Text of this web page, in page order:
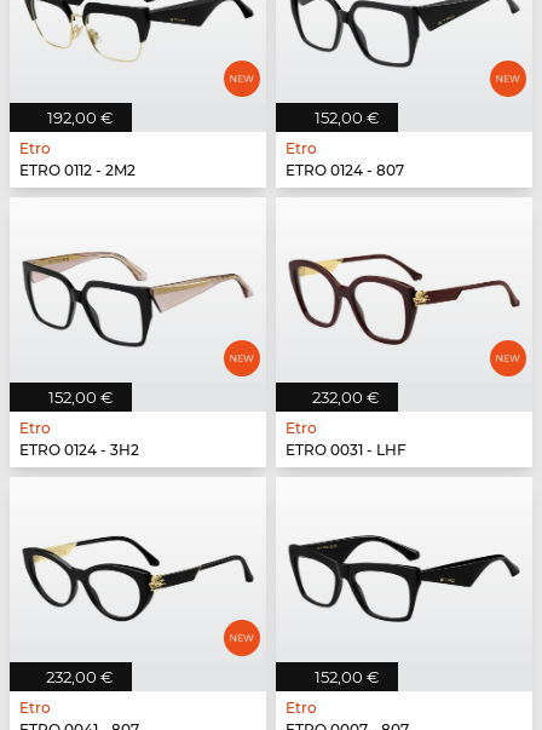
192,00 €
Etro
ETRO 0112 - 2M2
152,00 €
Etro
ETRO 0124 - 807
152,00 €
Etro
ETRO 0124 - 3H2
232,00 €
Etro
ETRO 0031 - LHF
232,00 €
Etro
152,00 €
Etro